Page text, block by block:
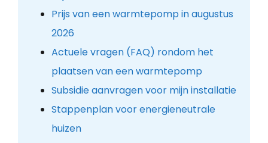
Prijs van een warmtepomp in augustus
2026
Actuele vragen (FAQ) rondom het
plaatsen van een warmtepomp
Subsidie aanvragen voor mijn installatie
Stappenplan voor energieneutrale
huizen